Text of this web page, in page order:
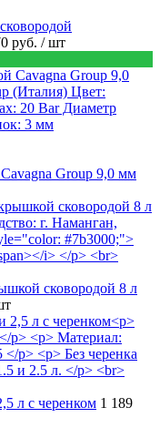
руб. / шт
Group 9,0 мм
сковородой 8 л
л с черенком 1 189